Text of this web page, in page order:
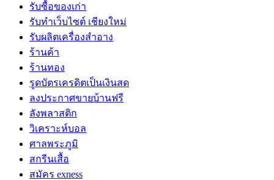
รับซื้อของเก่า
รับทำเว็บไซต์ เชียงใหม่
รับผลิตเครื่องสำอาง
ร้านค้า
ร้านทอง
รูดบัตรเครดิตเป็นเงินสด
ลงประกาศขายบ้านฟรี
ลังพลาสติก
วิเคราะห์บอล
ศาลพระภูมิ
สกรีนเสื้อ
สมัคร exness